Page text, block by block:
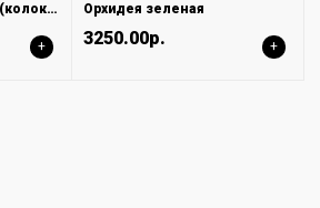
Орхидея Цимбидиум (колокольчик) Желтая на колбе (удлинитель)
+
Орхидея зеленая
3250.00р. +